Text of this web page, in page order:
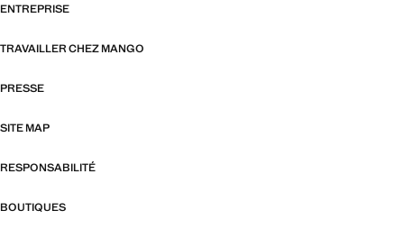
ENTREPRISE
TRAVAILLER CHEZ MANGO
PRESSE
SITE MAP
RESPONSABILITÉ
BOUTIQUES